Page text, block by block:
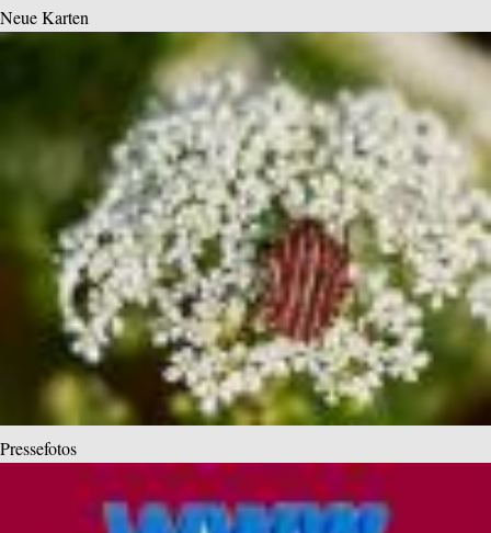
Neue Karten
Pressefotos